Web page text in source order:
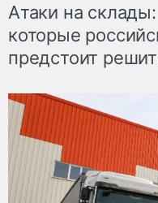
Атаки на
которые
предстоит